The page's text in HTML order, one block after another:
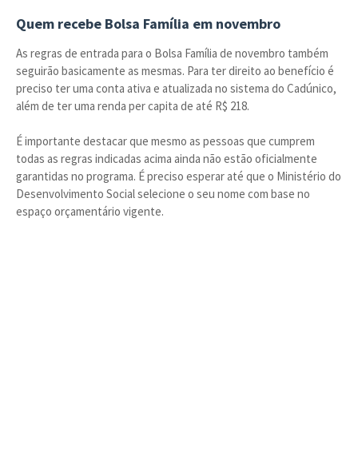
Quem recebe Bolsa Família em novembro
As regras de entrada para o Bolsa Família de novembro também
seguirão basicamente as mesmas. Para ter direito ao benefício é
preciso ter uma conta ativa e atualizada no sistema do Cadúnico,
além de ter uma renda per capita de até R$ 218.
É importante destacar que mesmo as pessoas que cumprem
todas as regras indicadas acima ainda não estão oficialmente
garantidas no programa. É preciso esperar até que o Ministério do
Desenvolvimento Social selecione o seu nome com base no
espaço orçamentário vigente.